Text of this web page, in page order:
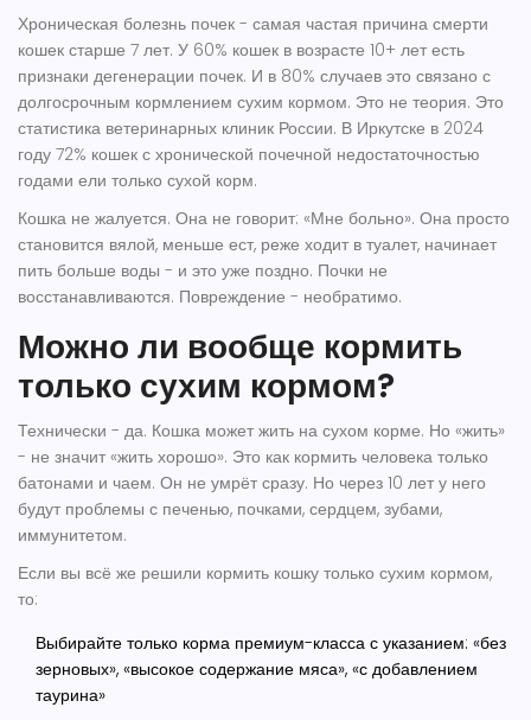
Хроническая болезнь почек - самая частая причина смерти
кошек старше 7 лет. У 60% кошек в возрасте 10+ лет есть
признаки дегенерации почек. И в 80% случаев это связано с
долгосрочным кормлением сухим кормом. Это не теория. Это
статистика ветеринарных клиник России. В Иркутске в 2024
году 72% кошек с хронической почечной недостаточностью
годами ели только сухой корм.
Кошка не жалуется. Она не говорит: «Мне больно». Она просто
становится вялой, меньше ест, реже ходит в туалет, начинает
пить больше воды - и это уже поздно. Почки не
восстанавливаются. Повреждение - необратимо.
Можно ли вообще кормить
только сухим кормом?
Технически - да. Кошка может жить на сухом корме. Но «жить»
- не значит «жить хорошо». Это как кормить человека только
батонами и чаем. Он не умрёт сразу. Но через 10 лет у него
будут проблемы с печенью, почками, сердцем, зубами,
иммунитетом.
Если вы всё же решили кормить кошку только сухим кормом,
то:
Выбирайте только корма премиум-класса с указанием: «без
зерновых», «высокое содержание мяса», «с добавлением
таурина»